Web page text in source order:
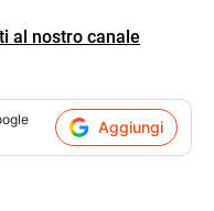
al nostro canale
Aggiungi